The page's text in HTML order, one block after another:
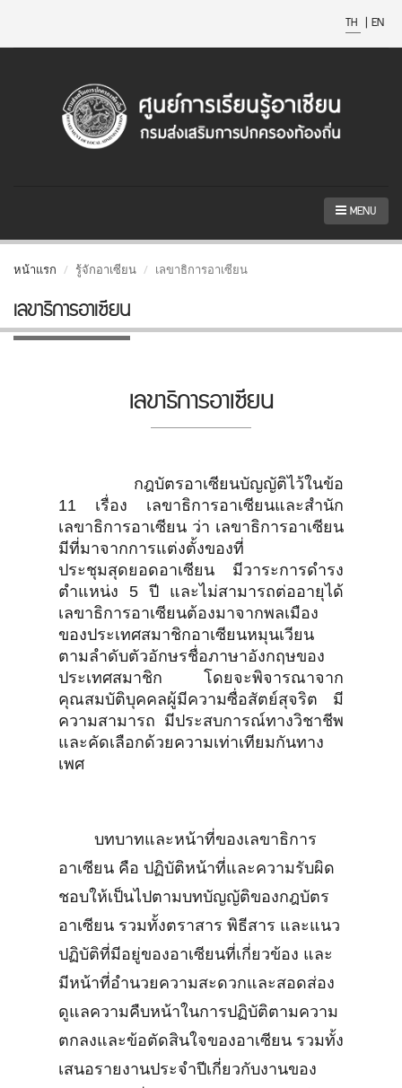
TH | EN
MENU
หน้าแรก รู้จักอาเซียน เลขาธิการอาเซียน
เลขาธิการอาเซียน
เลขาธิการอาเซียน
กฎบัตรอาเซียนบัญญัติไว้ในข้อ
11 เรื่อง เลขาธิการอาเซียนและสำนัก
เลขาธิการอาเซียน ว่า เลขาธิการอาเซียน
มีที่มาจากการแต่งตั้งของที่
ประชุมสุดยอดอาเซียน มีวาระการดำรง
ตำแหน่ง 5 ปี และไม่สามารถต่ออายุได้
เลขาธิการอาเซียนต้องมาจากพลเมือง
ของประเทศสมาชิกอาเซียนหมุนเวียน
ตามลำดับตัวอักษรชื่อภาษาอังกฤษของ
ประเทศสมาชิก โดยจะพิจารณาจาก
คุณสมบัติบุคคลผู้มีความซื่อสัตย์สุจริต มี
ความสามารถ มีประสบการณ์ทางวิชาชีพ
และคัดเลือกด้วยความเท่าเทียมกันทาง
เพศ
บทบาทและหน้าที่ของเลขาธิการ
อาเซียน คือ ปฏิบัติหน้าที่และความรับผิด
ชอบให้เป็นไปตามบทบัญญัติของกฎบัตร
อาเซียน รวมทั้งตราสาร พิธีสาร และแนว
ปฏิบัติที่มีอยู่ของอาเซียนที่เกี่ยวข้อง และ
มีหน้าที่อำนวยความสะดวกและสอดส่อง
ดูแลความคืบหน้าในการปฏิบัติตามความ
ตกลงและข้อตัดสินใจของอาเซียน รวมทั้ง
เสนอรายงานประจำปีเกี่ยวกับงานของ